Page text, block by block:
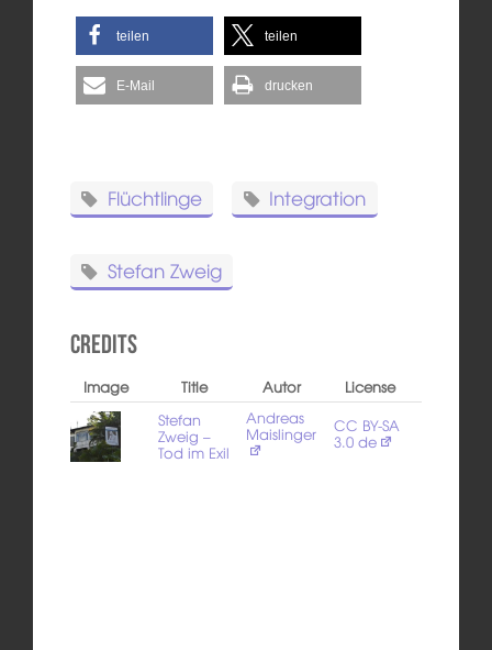
teilen teilen
E-Mail drucken
Flüchtlinge Integration
Stefan Zweig
Credits
Image Title Autor
License
Stefan
Zweig –
Tod im Exil
Andreas
Maislinger CC BY-SA
3.0 de